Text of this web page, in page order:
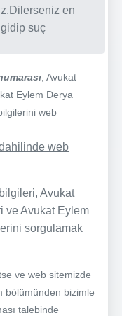
en
gidip suç
, Avukat
Eylem Derya
web
web
Avukat
ve Avukat Eylem
sorgulamak
ve web sitemizde
bölümünden bizimle
talebinde